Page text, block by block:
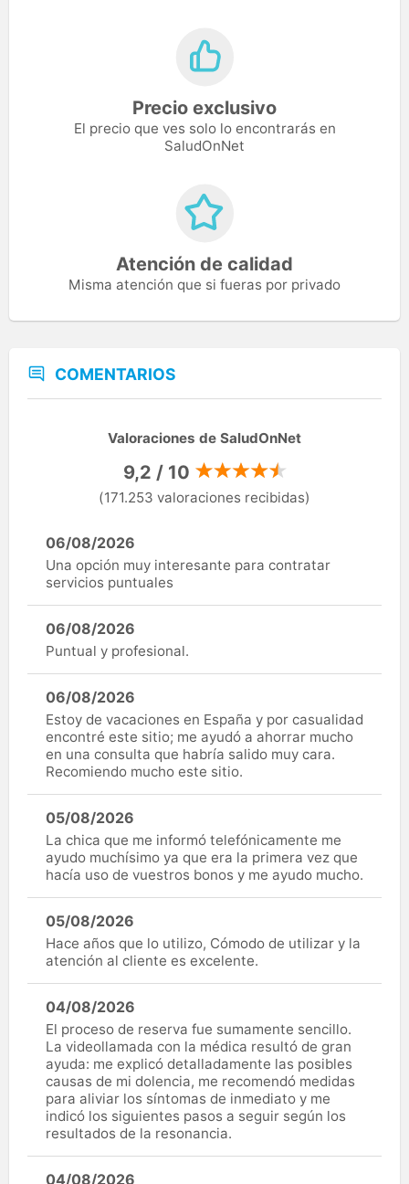
Precio exclusivo
El precio que ves solo lo encontrarás en
SaludOnNet
Atención de calidad
Misma atención que si fueras por privado
COMENTARIOS
Valoraciones de SaludOnNet
9,2 / 10
(171.253 valoraciones recibidas)
06/08/2026
Una opción muy interesante para contratar
servicios puntuales
06/08/2026
Puntual y profesional.
06/08/2026
Estoy de vacaciones en España y por casualidad
encontré este sitio; me ayudó a ahorrar mucho
en una consulta que habría salido muy cara.
Recomiendo mucho este sitio.
05/08/2026
La chica que me informó telefónicamente me
ayudo muchísimo ya que era la primera vez que
hacía uso de vuestros bonos y me ayudo mucho.
05/08/2026
Hace años que lo utilizo, Cómodo de utilizar y la
atención al cliente es excelente.
04/08/2026
El proceso de reserva fue sumamente sencillo.
La videollamada con la médica resultó de gran
ayuda: me explicó detalladamente las posibles
causas de mi dolencia, me recomendó medidas
para aliviar los síntomas de inmediato y me
indicó los siguientes pasos a seguir según los
resultados de la resonancia.
04/08/2026